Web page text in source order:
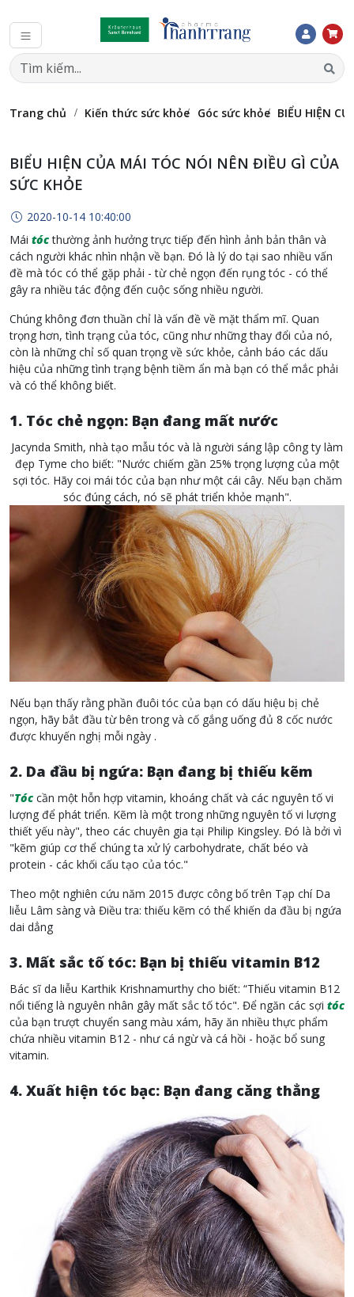
Trang chủ Kiến thức sức khỏe Góc sức khỏe BIỂU HIỆN
BIỂU HIỆN CỦA MÁI TÓC NÓI NÊN ĐIỀU GÌ CỦA
SỨC KHỎE
2020-10-14 10:40:00
Mái tócthường ảnh hưởng trực tiếp đến hình ảnh bản thân và
cách người khác nhìn nhận về bạn. Đó là lý do tại sao nhiều vấn
đề mà tóc có thể gặp phải - từ chẻ ngọn đến rụng tóc - có thể
gây ra nhiều tác động đến cuộc sống nhiều người.
Chúng không đơn thuần chỉ là vấn đề về mặt thẩm mĩ. Quan
trọng hơn, tình trạng của tóc, cũng như những thay đổi của nó,
còn là những chỉ số quan trọng về sức khỏe, cảnh báo các dấu
hiệu của những tình trạng bệnh tiềm ẩn mà bạn có thể mắc phải
và có thể không biết.
1. Tóc chẻ ngọn: Bạn đang mất nước
Jacynda Smith, nhà tạo mẫu tóc và là người sáng lập công ty làm
đẹp Tyme cho biết: "Nước chiếm gần 25% trọng lượng của một
sợi tóc. Hãy coi mái tóc của bạn như một cái cây. Nếu bạn chăm
sóc đúng cách, nó sẽ phát triển khỏe mạnh".
Nếu bạn thấy rằng phần đuôi tóc của bạn có dấu hiệu bị chẻ
ngọn, hãy bắt đầu từ bên trong và cố gắng uống đủ 8 cốc nước
được khuyến nghị mỗi ngày .
2. Da đầu bị ngứa: Bạn đang bị thiếu kẽm
"Tóc cần một hỗn hợp vitamin, khoáng chất và các nguyên tố vi
lượng để phát triển. Kẽm là một trong những nguyên tố vi lượng
thiết yếu này", theo các chuyên gia tại Philip Kingsley. Đó là bởi vì
"kẽm giúp cơ thể chúng ta xử lý carbohydrate, chất béo và
protein - các khối cấu tạo của tóc."
Theo một nghiên cứu năm 2015 được công bố trên Tạp chí Da
liễu Lâm sàng và Điều tra: thiếu kẽm có thể khiến da đầu bị ngứa
dai dẳng
3. Mất sắc tố tóc: Bạn bị thiếu vitamin B12
Bác sĩ da liễu Karthik Krishnamurthy cho biết: “Thiếu vitamin B12
nổi tiếng là nguyên nhân gây mất sắc tố tóc". Để ngăn các sợi tóc
của bạn trượt chuyển sang màu xám, hãy ăn nhiều thực phẩm
chứa nhiều vitamin B12 - như cá ngừ và cá hồi - hoặc bổ sung
vitamin.
4. Xuất hiện tóc bạc: Bạn đang căng thẳng